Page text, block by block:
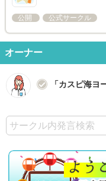
公開 公式サークル
オーナー
「カスピ海ヨ